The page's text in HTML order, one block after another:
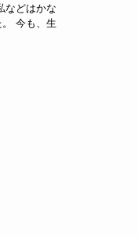
などはかな
今も、生